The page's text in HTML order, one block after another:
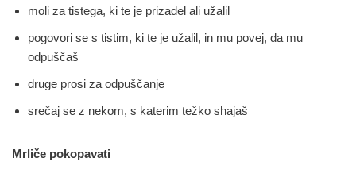
moli za tistega, ki te je prizadel ali užalil
pogovori se s tistim, ki te je užalil, in mu povej, da mu
odpuščaš
druge prosi za odpuščanje
srečaj se z nekom, s katerim težko shajaš
Mrliče pokopavati